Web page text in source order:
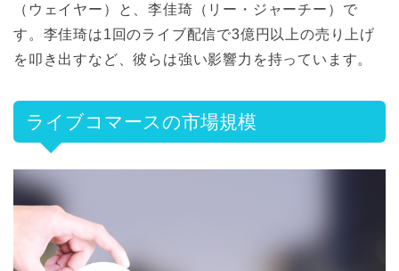
（ウェイヤー）と、李佳琦（リー・ジャーチー）で
す。李佳琦は1回のライブ配信で3億円以上の売り上げ
を叩き出すなど、彼らは強い影響力を持っています。
ライブコマースの市場規模